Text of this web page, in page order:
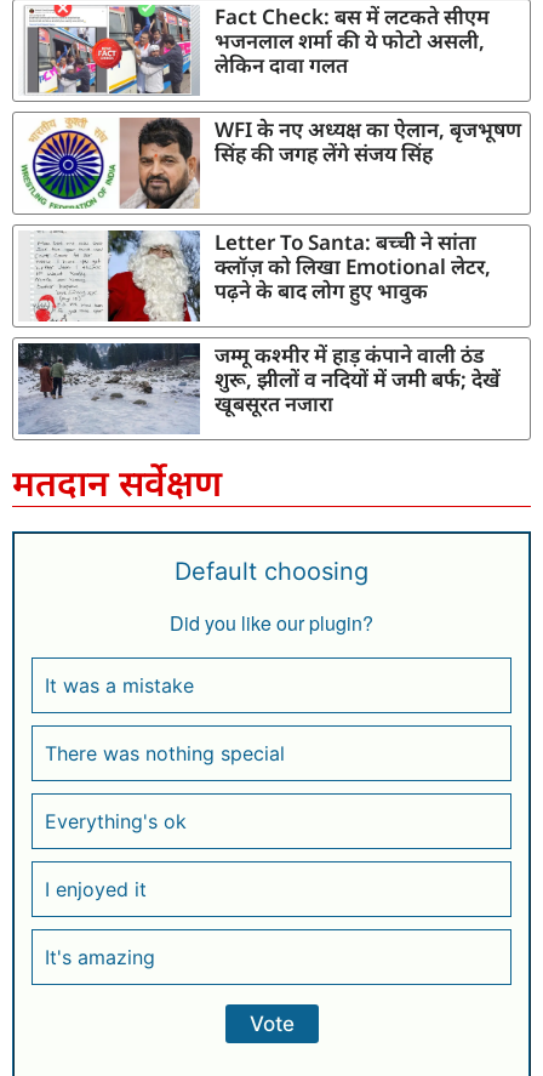
Fact Check: बस में लटकते सीएम
भजनलाल शर्मा की ये फोटो असली,
लेकिन दावा गलत
WFI के नए अध्यक्ष का ऐलान, बृजभूषण
सिंह की जगह लेंगे संजय सिंह
Letter To Santa: बच्ची ने सांता
क्लॉज़ को लिखा Emotional लेटर,
पढ़ने के बाद लोग हुए भावुक
जम्मू कश्मीर में हाड़ कंपाने वाली ठंड
शुरू, झीलों व नदियों में जमी बर्फ; देखें
खूबसूरत नजारा
मतदान सर्वेक्षण
Default choosing
Did you like our plugin?
It was a mistake
There was nothing special
Everything's ok
I enjoyed it
It's amazing